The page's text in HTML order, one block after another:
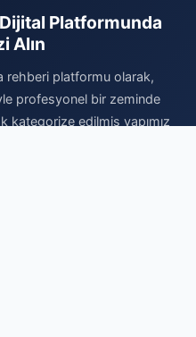
Dijital Platformunda
Alın
rehberi platformu olarak,
profesyonel bir zeminde
kategorize edilmiş yapımız